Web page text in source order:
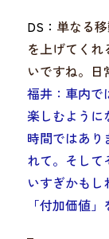
DS： 単なる
を上げてくれ
いですね。日
福井：車内で
楽しむように
時間ではあり
れて。そ し
いすぎかも
「付加価値